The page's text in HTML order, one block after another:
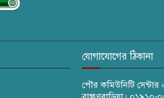
যোগাযোগের ঠিকানা
পৌর কমিউনিটি